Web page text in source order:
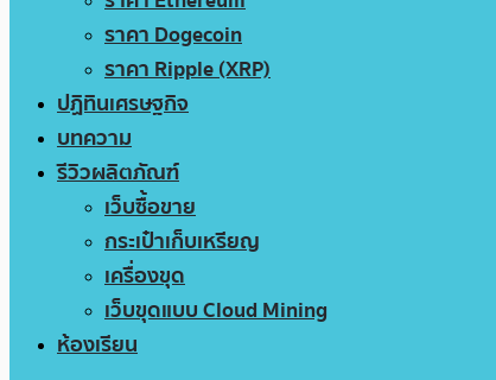
ราคา Dogecoin
ราคา Ripple (XRP)
ปฏิทินเศรษฐกิจ
บทความ
รีวิวผลิตภัณฑ์
เว็บซื้อขาย
กระเป๋าเก็บเหรียญ
เครื่องขุด
เว็บขุดแบบ Cloud Mining
ห้องเรียน